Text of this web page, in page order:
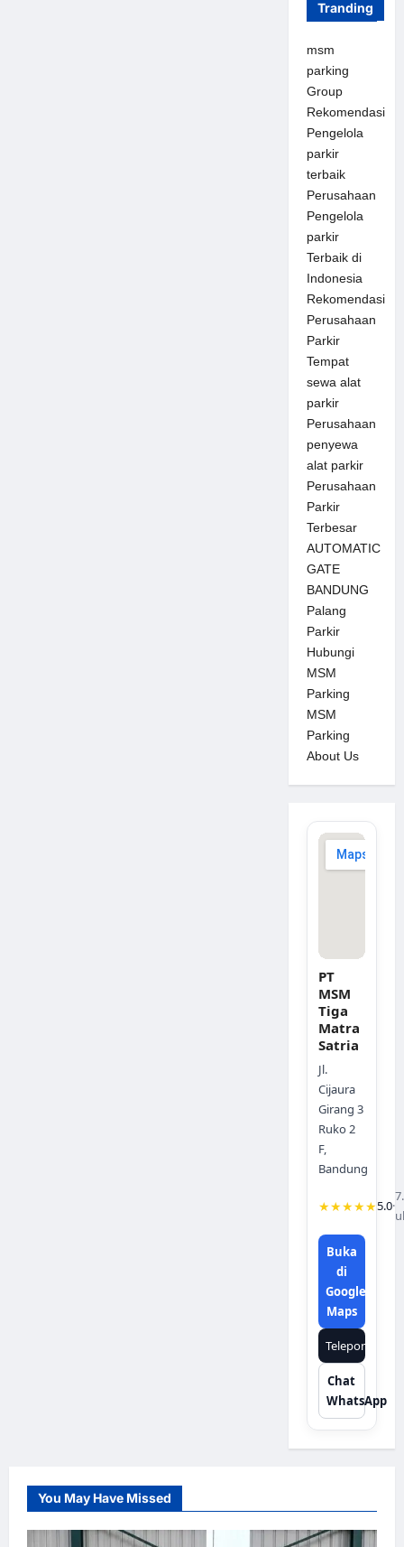
Tranding
msm
parking
Group
Rekomendasi
Pengelola
parkir
terbaik
Perusahaan
Pengelola
parkir
Terbaik di
Indonesia
Rekomendasi
Perusahaan
Parkir
Tempat
sewa alat
parkir
Perusahaan
penyewa
alat parkir
Perusahaan
Parkir
Terbesar
AUTOMATIC
GATE
BANDUNG
Palang
Parkir
Hubungi
MSM
Parking
MSM
Parking
About Us
PT
MSM
Tiga
Matra
Satria
Jl.
Cijaura
Girang 3
Ruko 2
F,
Bandung
★★★★★5.0·
Buka
di
Google
Maps
Telepon
Chat
WhatsApp
You May Have Missed